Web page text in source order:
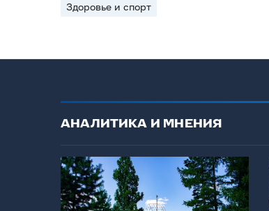
Здоровье и спорт
АНАЛИТИКА И МНЕНИЯ